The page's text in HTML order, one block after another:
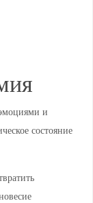
и
состояние